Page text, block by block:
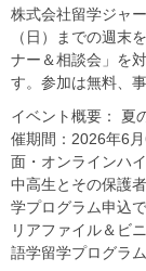
株式会社留学ジャ
（日）までの週末
ナー＆相談会」を
す。参加は無料、
イベント概要： 夏
催期間：2026年6
面・オンラインハ
中高生とその保護
学プログラム申込
リアファイル＆ビ
語学留学プログラ